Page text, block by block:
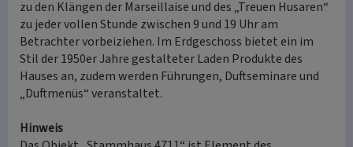
zu den Klängen der Marseillaise und des „Treuen Husaren“
zu jeder vollen Stunde zwischen 9 und 19 Uhr am
Betrachter vorbeiziehen. Im Erdgeschoss bietet ein im
Stil der 1950er Jahre gestalteter Laden Produkte des
Hauses an, zudem werden Führungen, Duftseminare und
„Duftmenüs“ veranstaltet.
Hinweis